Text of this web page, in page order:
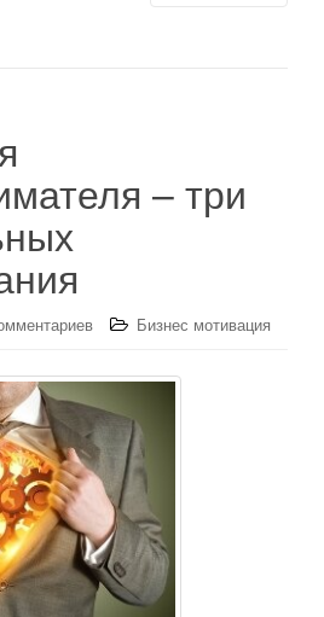
– три
Бизнес мотивация